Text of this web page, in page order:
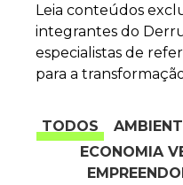
Leia conteúdos
integrantes do
especialistas de
para a
TODOS
ECONOMIA